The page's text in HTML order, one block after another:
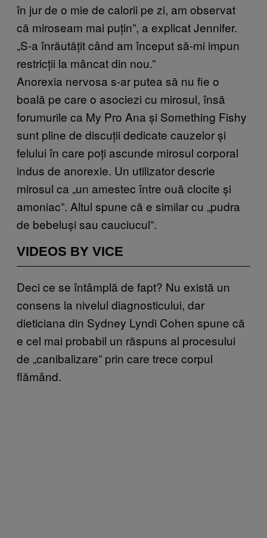
în jur de o mie de calorii pe zi, am observat
că miroseam mai puțin”, a explicat Jennifer.
„S-a înrăutățit când am început să-mi impun
restricții la mâncat din nou.”
Anorexia nervosa s-ar putea să nu fie o
boală pe care o asociezi cu mirosul, însă
forumurile ca My Pro Ana și Something Fishy
sunt pline de discuții dedicate cauzelor și
felului în care poți ascunde mirosul corporal
indus de anorexie. Un utilizator descrie
mirosul ca „un amestec între ouă clocite și
amoniac”. Altul spune că e similar cu „pudra
de bebeluși sau cauciucul”.
VIDEOS BY VICE
Deci ce se întâmplă de fapt? Nu există un
consens la nivelul diagnosticului, dar
dieticiana din Sydney Lyndi Cohen spune că
e cel mai probabil un răspuns al procesului
de „canibalizare” prin care trece corpul
flămând.